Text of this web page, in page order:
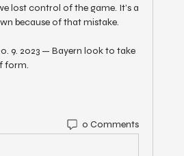
lost control of the game. It’s a
because of that mistake.
9. 2023 — Bayern look to take
form.
0 Comments